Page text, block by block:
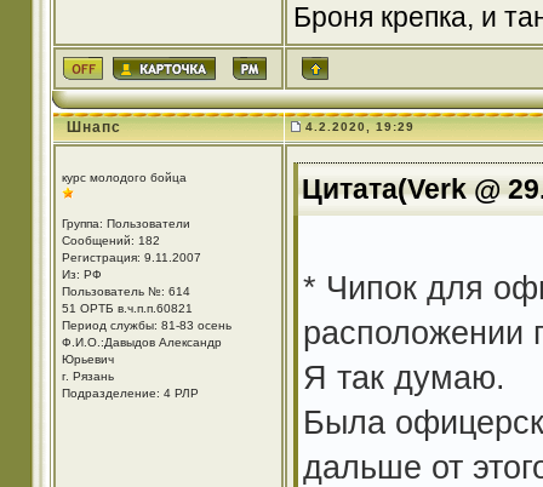
Броня крепка, и
Шнапс 4.2.2020, 19:29
курс молодого бойца
Группа: Пользователи
Сообщений: 182
Регистрация: 9.11.2007
Из: РФ
Пользователь №: 614
51 ОРТБ в.ч.п.п.60821
Период службы: 81-83 осень
Ф.И.О.:Давыдов Александр
Юрьевич
г. Рязань
Подразделение: 4 РЛР
Цитата(Verk @
* Чипок для
расположении
Я так думаю.
Была
дальше от